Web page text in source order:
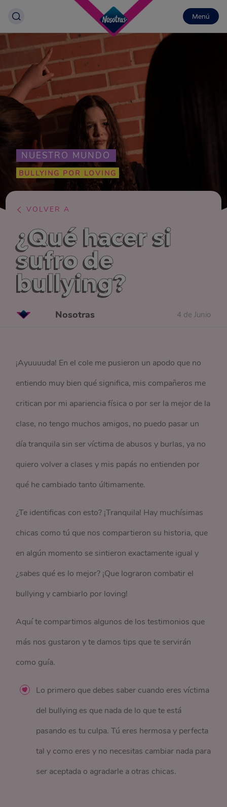
Menú
NUESTRO MUNDO
BULLYING POR LOVING
VOLVER A
¿Qué hacer si
sufro de
bullying?
Nosotras 4 de Junio
¡Ayuuuuda! En el cole me pusieron un apodo que no
entiendo muy bien qué significa, mis compañeros me
critican por mi apariencia física o por ser la mejor de la
clase, no tengo muchos amigos, no puedo pasar un
día tranquila sin ser víctima de abusos y burlas, ya no
quiero volver a clases y mis papás no entienden por
qué he cambiado tanto últimamente.
¿Te identificas con esto? ¡Tranquila! Hay muchísimas
chicas como tú que nos compartieron su historia, que
en algún momento se sintieron exactamente igual y
¿sabes qué es lo mejor? ¡Que lograron combatir el
bullying y cambiarlo por loving!
Aquí te compartimos algunos de los testimonios que
más nos gustaron y te damos tips que te servirán
como guía.
Lo primero que debes saber cuando eres víctima
del bullying es que nada de lo que te está
pasando es tu culpa. Tú eres hermosa y perfecta
tal y como eres y no necesitas cambiar nada para
ser aceptada o agradarle a otras chicas.